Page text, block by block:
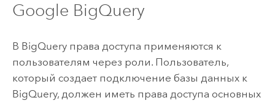
Google BigQuery
В BigQueryправа доступа применяются к
пользователям через роли. Пользователь,
который создает подключение базы данных к
BigQuery, должен иметь права доступа основных